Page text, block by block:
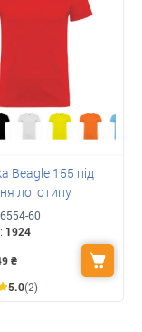
Beagle 155 під
логотипу
6554-60
1924
₴
5.0(2)